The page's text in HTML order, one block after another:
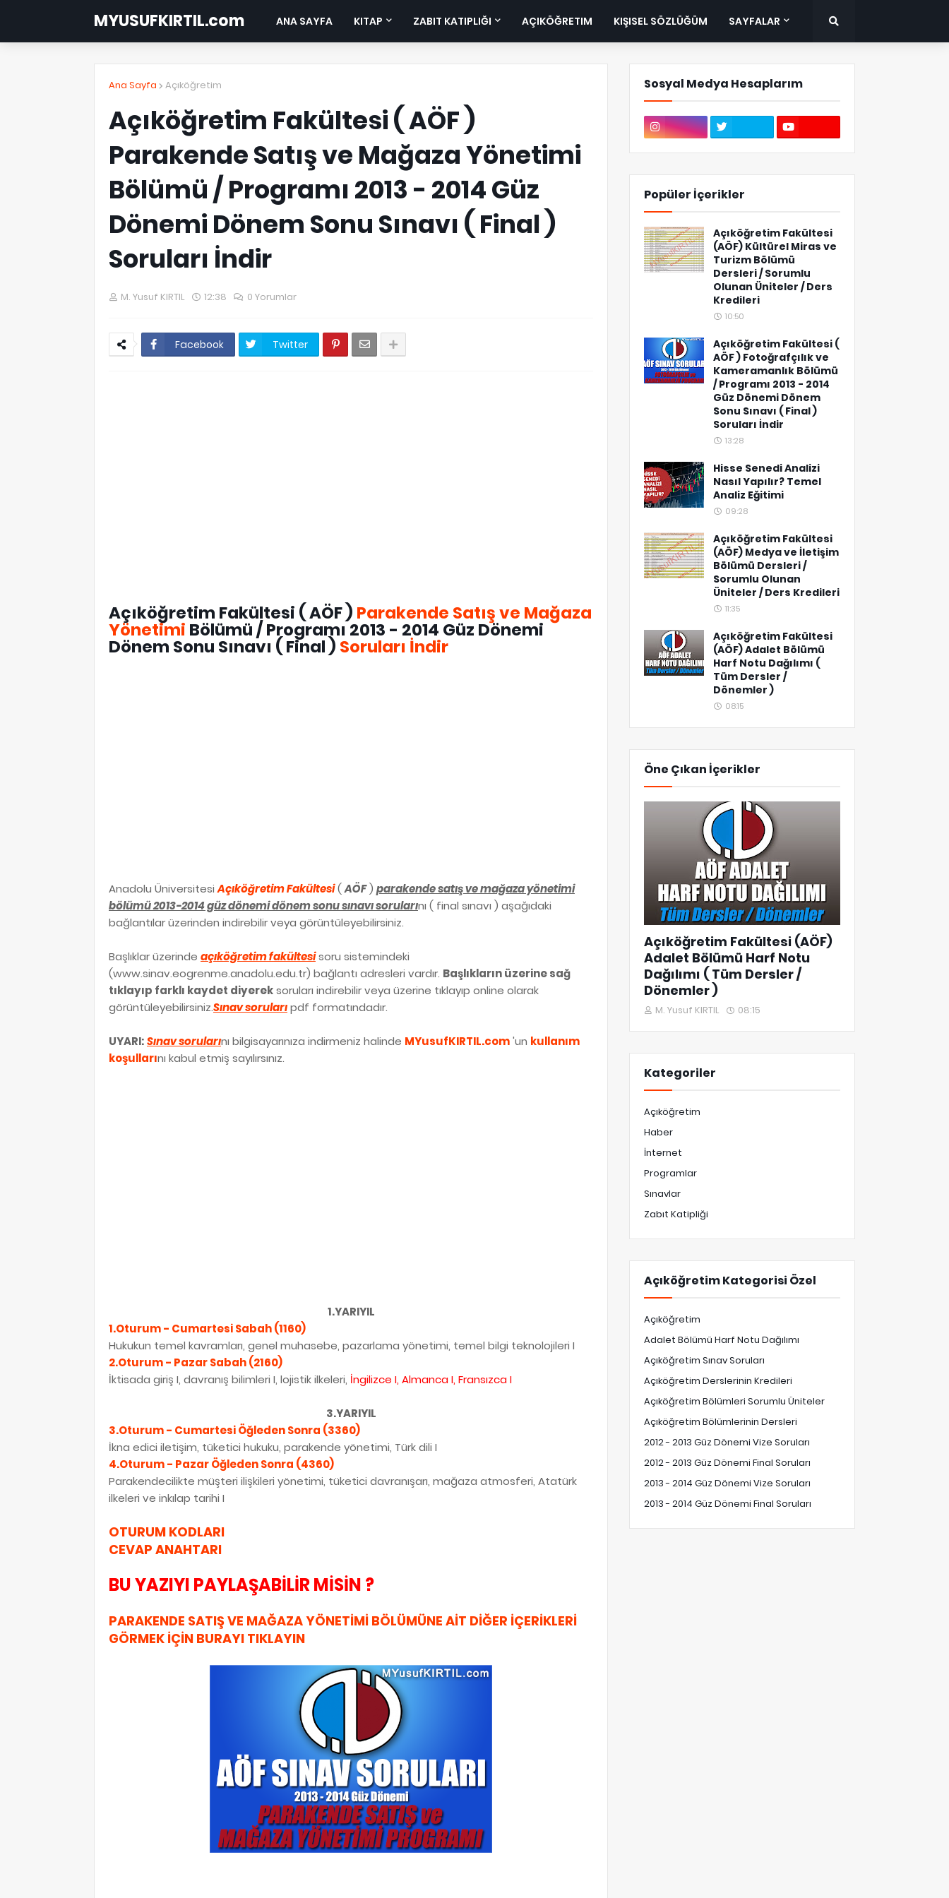
MYUSUFKIRTIL.com ANA SAYFA KITAP ZABIT KATIPLIĞI AÇIKÖĞRETIM KIŞISEL SÖZLÜĞÜM SAYFALAR
Ana Sayfa Açıköğretim
Açıköğretim Fakültesi ( AÖF )
Parakende Satış ve Mağaza Yönetimi
Bölümü / Programı 2013 - 2014 Güz
Dönemi Dönem Sonu Sınavı ( Final )
Soruları İndir
M. Yusuf KIRTIL 12:38 0 Yorumlar
Facebook Twitter
Açıköğretim Fakültesi ( AÖF ) Parakende Satış ve Mağaza
Yönetimi Bölümü / Programı 2013 - 2014 Güz Dönemi
Dönem Sonu Sınavı ( Final ) Soruları İndir
Anadolu ÜniversitesiAçıköğretim Fakültesi(AÖF) parakende satış ve mağaza yönetimi
bölümü 2013-2014 güz dönemi dönem sonu sınavı sorularını ( final sınavı ) aşağıdaki
bağlantılar üzerinden indirebilir veya görüntüleyebilirsiniz.
Başlıklar üzerinde açıköğretim fakültesisoru sistemindeki
(www.sinav.eogrenme.anadolu.edu.tr) bağlantı adresleri vardır. Başlıkların üzerine sağ
tıklayıp farklı kaydet diyereksoruları indirebilir veya üzerine tıklayıp online olarak
görüntüleyebilirsiniz.Sınav sorularıpdf formatındadır.
UYARI:Sınav sorularını bilgisayarınıza indirmeniz halinde MYusufKIRTIL.com'un kullanım
koşullarını kabul etmiş sayılırsınız.
1.YARIYIL
1.Oturum - Cumartesi Sabah (1160)
Hukukun temel kavramları, genel muhasebe, pazarlama yönetimi, temel bilgi teknolojileri I
2.Oturum - Pazar Sabah (2160)
İktisada giriş I, davranış bilimleri I, lojistik ilkeleri, İngilizce I, Almanca I, Fransızca I
3.YARIYIL
3.Oturum - Cumartesi Öğleden Sonra (3360)
İkna edici iletişim, tüketici hukuku, parakende yönetimi, Türk dili I
4.Oturum - Pazar Öğleden Sonra (4360)
Parakendecilikte müşteri ilişkileri yönetimi, tüketici davranışarı, mağaza atmosferi, Atatürk
ilkeleri ve inkılap tarihi I
OTURUM KODLARI
CEVAP ANAHTARI
BU YAZIYI PAYLAŞABİLİR MİSİN ?
PARAKENDE SATIŞ VE MAĞAZA YÖNETİMİ BÖLÜMÜNE AİT DİĞER İÇERİKLERİ
GÖRMEK İÇİN BURAYI TIKLAYIN
Sosyal Medya Hesaplarım
Popüler İçerikler
Açıköğretim Fakültesi
(AÖF) Kültürel Miras ve
Turizm Bölümü
Dersleri / Sorumlu
Olunan Üniteler / Ders
Kredileri
10:50
Açıköğretim Fakültesi (
AÖF ) Fotoğrafçılık ve
Kameramanlık Bölümü
/ Programı 2013 - 2014
Güz Dönemi Dönem
Sonu Sınavı ( Final )
Soruları İndir
13:28
Hisse Senedi Analizi
Nasıl Yapılır? Temel
Analiz Eğitimi
09:28
Açıköğretim Fakültesi
(AÖF) Medya ve İletişim
Bölümü Dersleri /
Sorumlu Olunan
Üniteler / Ders Kredileri
11:35
Açıköğretim Fakültesi
(AÖF) Adalet Bölümü
Harf Notu Dağılımı (
Tüm Dersler /
Dönemler )
08:15
Öne Çıkan İçerikler
Açıköğretim Fakültesi (AÖF)
Adalet Bölümü Harf Notu
Dağılımı ( Tüm Dersler /
Dönemler )
M. Yusuf KIRTIL 08:15
Kategoriler
Açıköğretim
Haber
İnternet
Programlar
Sınavlar
Zabıt Katipliği
Açıköğretim Kategorisi Özel
Açıköğretim
Adalet Bölümü Harf Notu Dağılımı
Açıköğretim Sınav Soruları
Açıköğretim Derslerinin Kredileri
Açıköğretim Bölümleri Sorumlu Üniteler
Açıköğretim Bölümlerinin Dersleri
2012 - 2013 Güz Dönemi Vize Soruları
2012 - 2013 Güz Dönemi Final Soruları
2013 - 2014 Güz Dönemi Vize Soruları
2013 - 2014 Güz Dönemi Final Soruları